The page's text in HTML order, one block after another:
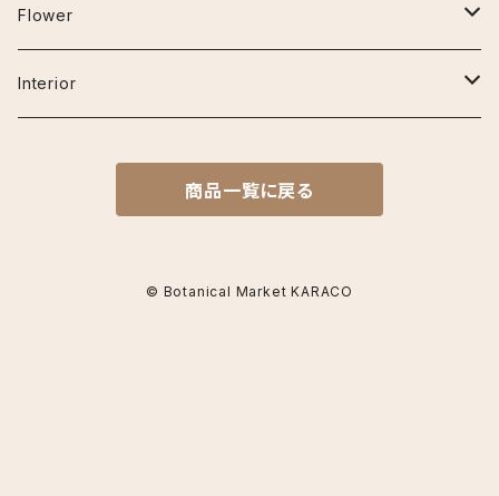
クラリネルビウム
ジズー（ジゾー）
エスキナンサス
マルメラータ
オーガスタ
クロコダイルファーン
その他の用品
30cm~50cm
50cm~80cm
アーリーピンク
アデュラ
コットンキャンディ
Flower
ベゴニア
リーガスベゴニア
Interior
商品一覧に戻る
© Botanical Market KARACO